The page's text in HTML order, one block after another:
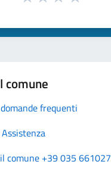
comune
frequenti
comune +39 035 661027